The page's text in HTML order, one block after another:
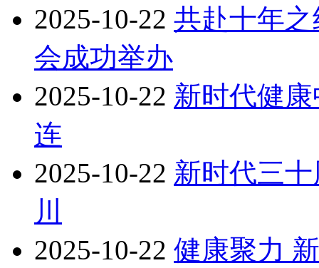
2025-10-22 共赴十年
会成功举办
2025-10-22 新时代健
连
2025-10-22 新时代三
川
2025-10-22 健康聚力